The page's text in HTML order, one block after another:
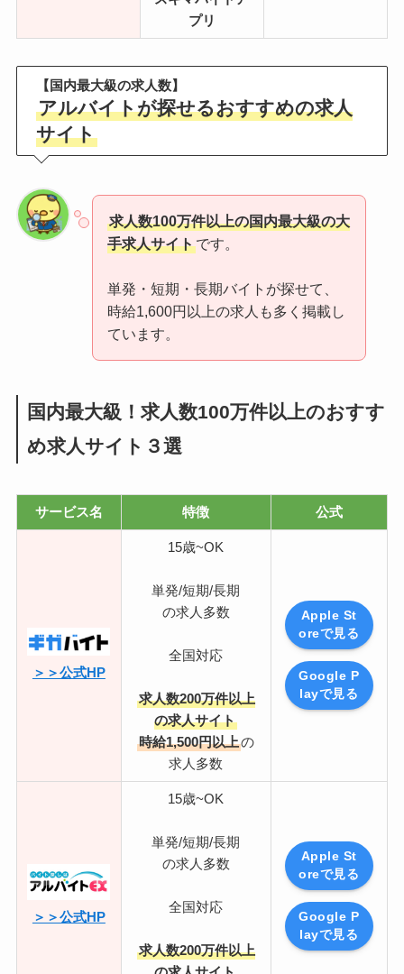
プリ
【国内最大級の求人数】
アルバイトが探せるおすすめの求人
サイト
求人数100万件以上の国内最大級の大
手求人サイトです。
単発・短期・長期バイトが探せて、
時給1,600円以上の求人も多く掲載し
ています。
国内最大級！求人数100万件以上のおすす
め求人サイト３選
サービス名 特徴 公式
＞＞公式HP
15歳~OK
単発/短期/長期
の求人多数
全国対応
求人数200万件以上
の求人サイト
時給1,500円以上の
求人多数
Apple St
oreで見る
Google P
layで見る
＞＞公式HP
15歳~OK
単発/短期/長期
の求人多数
全国対応
求人数200万件以上
Apple St
oreで見る
Google P
layで見る